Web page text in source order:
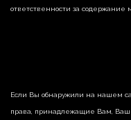
ответственности за содержание
Если Вы обнаружили на нашем
права, принадлежащие Вам,